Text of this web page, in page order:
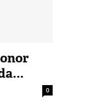
0